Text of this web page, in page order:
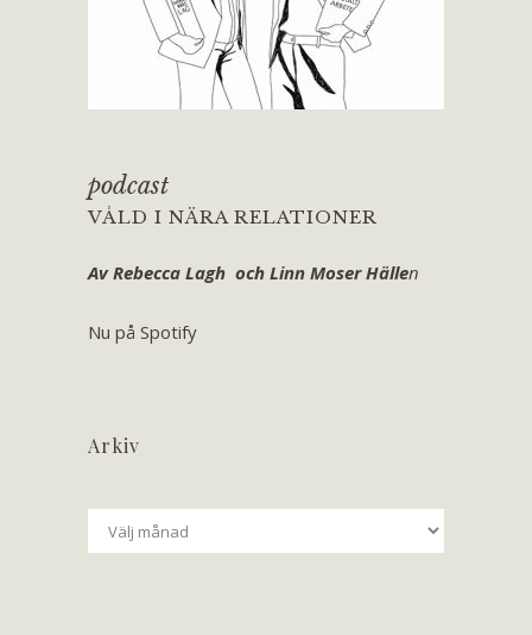
podcast
VÅLD I NÄRA RELATIONER
Av Rebecca Lagh och Linn Moser Hällen
Nu på Spotify
Arkiv
Arkiv